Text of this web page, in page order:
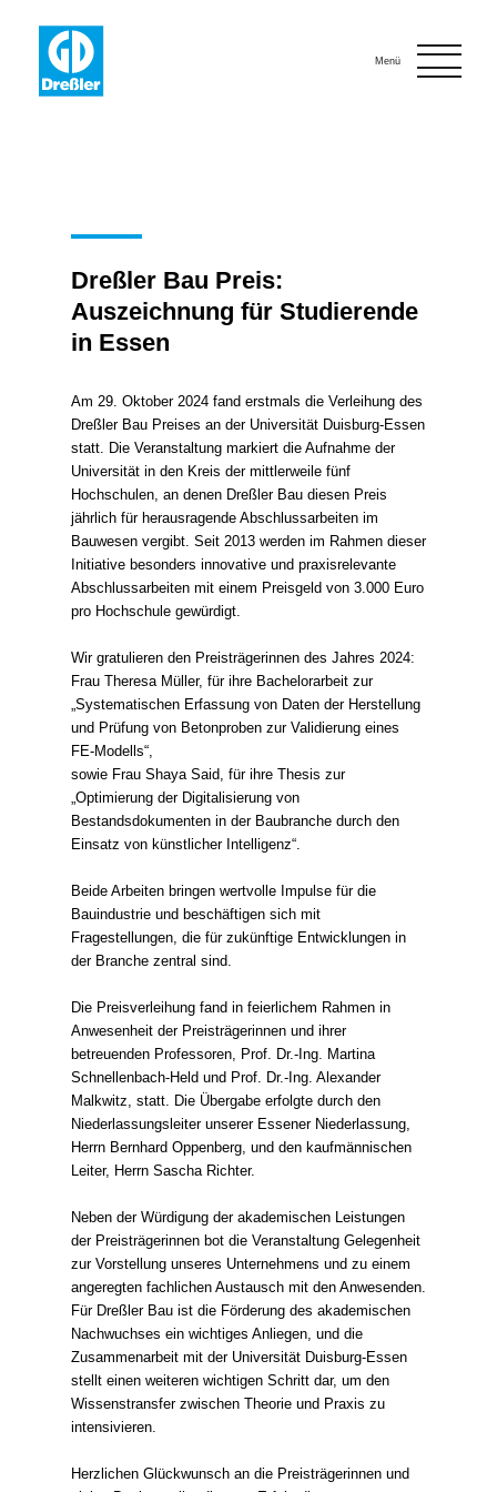
Menü
Dreßler Bau Preis:
Auszeichnung für Studierende
in Essen
Am 29. Oktober 2024 fand erstmals die Verleihung des
Dreßler Bau Preises an der Universität Duisburg-Essen
statt. Die Veranstaltung markiert die Aufnahme der
Universität in den Kreis der mittlerweile fünf
Hochschulen, an denen Dreßler Bau diesen Preis
jährlich für herausragende Abschlussarbeiten im
Bauwesen vergibt. Seit 2013 werden im Rahmen dieser
Initiative besonders innovative und praxisrelevante
Abschlussarbeiten mit einem Preisgeld von 3.000 Euro
pro Hochschule gewürdigt.
Wir gratulieren den Preisträgerinnen des Jahres 2024:
Frau Theresa Müller, für ihre Bachelorarbeit zur
„Systematischen Erfassung von Daten der Herstellung
und Prüfung von Betonproben zur Validierung eines
FE-Modells“,
sowie Frau Shaya Said, für ihre Thesis zur
„Optimierung der Digitalisierung von
Bestandsdokumenten in der Baubranche durch den
Einsatz von künstlicher Intelligenz“.
Beide Arbeiten bringen wertvolle Impulse für die
Bauindustrie und beschäftigen sich mit
Fragestellungen, die für zukünftige Entwicklungen in
der Branche zentral sind.
Die Preisverleihung fand in feierlichem Rahmen in
Anwesenheit der Preisträgerinnen und ihrer
betreuenden Professoren, Prof. Dr.-Ing. Martina
Schnellenbach-Held und Prof. Dr.-Ing. Alexander
Malkwitz, statt. Die Übergabe erfolgte durch den
Niederlassungsleiter unserer Essener Niederlassung,
Herrn Bernhard Oppenberg, und den kaufmännischen
Leiter, Herrn Sascha Richter.
Neben der Würdigung der akademischen Leistungen
der Preisträgerinnen bot die Veranstaltung Gelegenheit
zur Vorstellung unseres Unternehmens und zu einem
angeregten fachlichen Austausch mit den Anwesenden.
Für Dreßler Bau ist die Förderung des akademischen
Nachwuchses ein wichtiges Anliegen, und die
Zusammenarbeit mit der Universität Duisburg-Essen
stellt einen weiteren wichtigen Schritt dar, um den
Wissenstransfer zwischen Theorie und Praxis zu
intensivieren.
Herzlichen Glückwunsch an die Preisträgerinnen und